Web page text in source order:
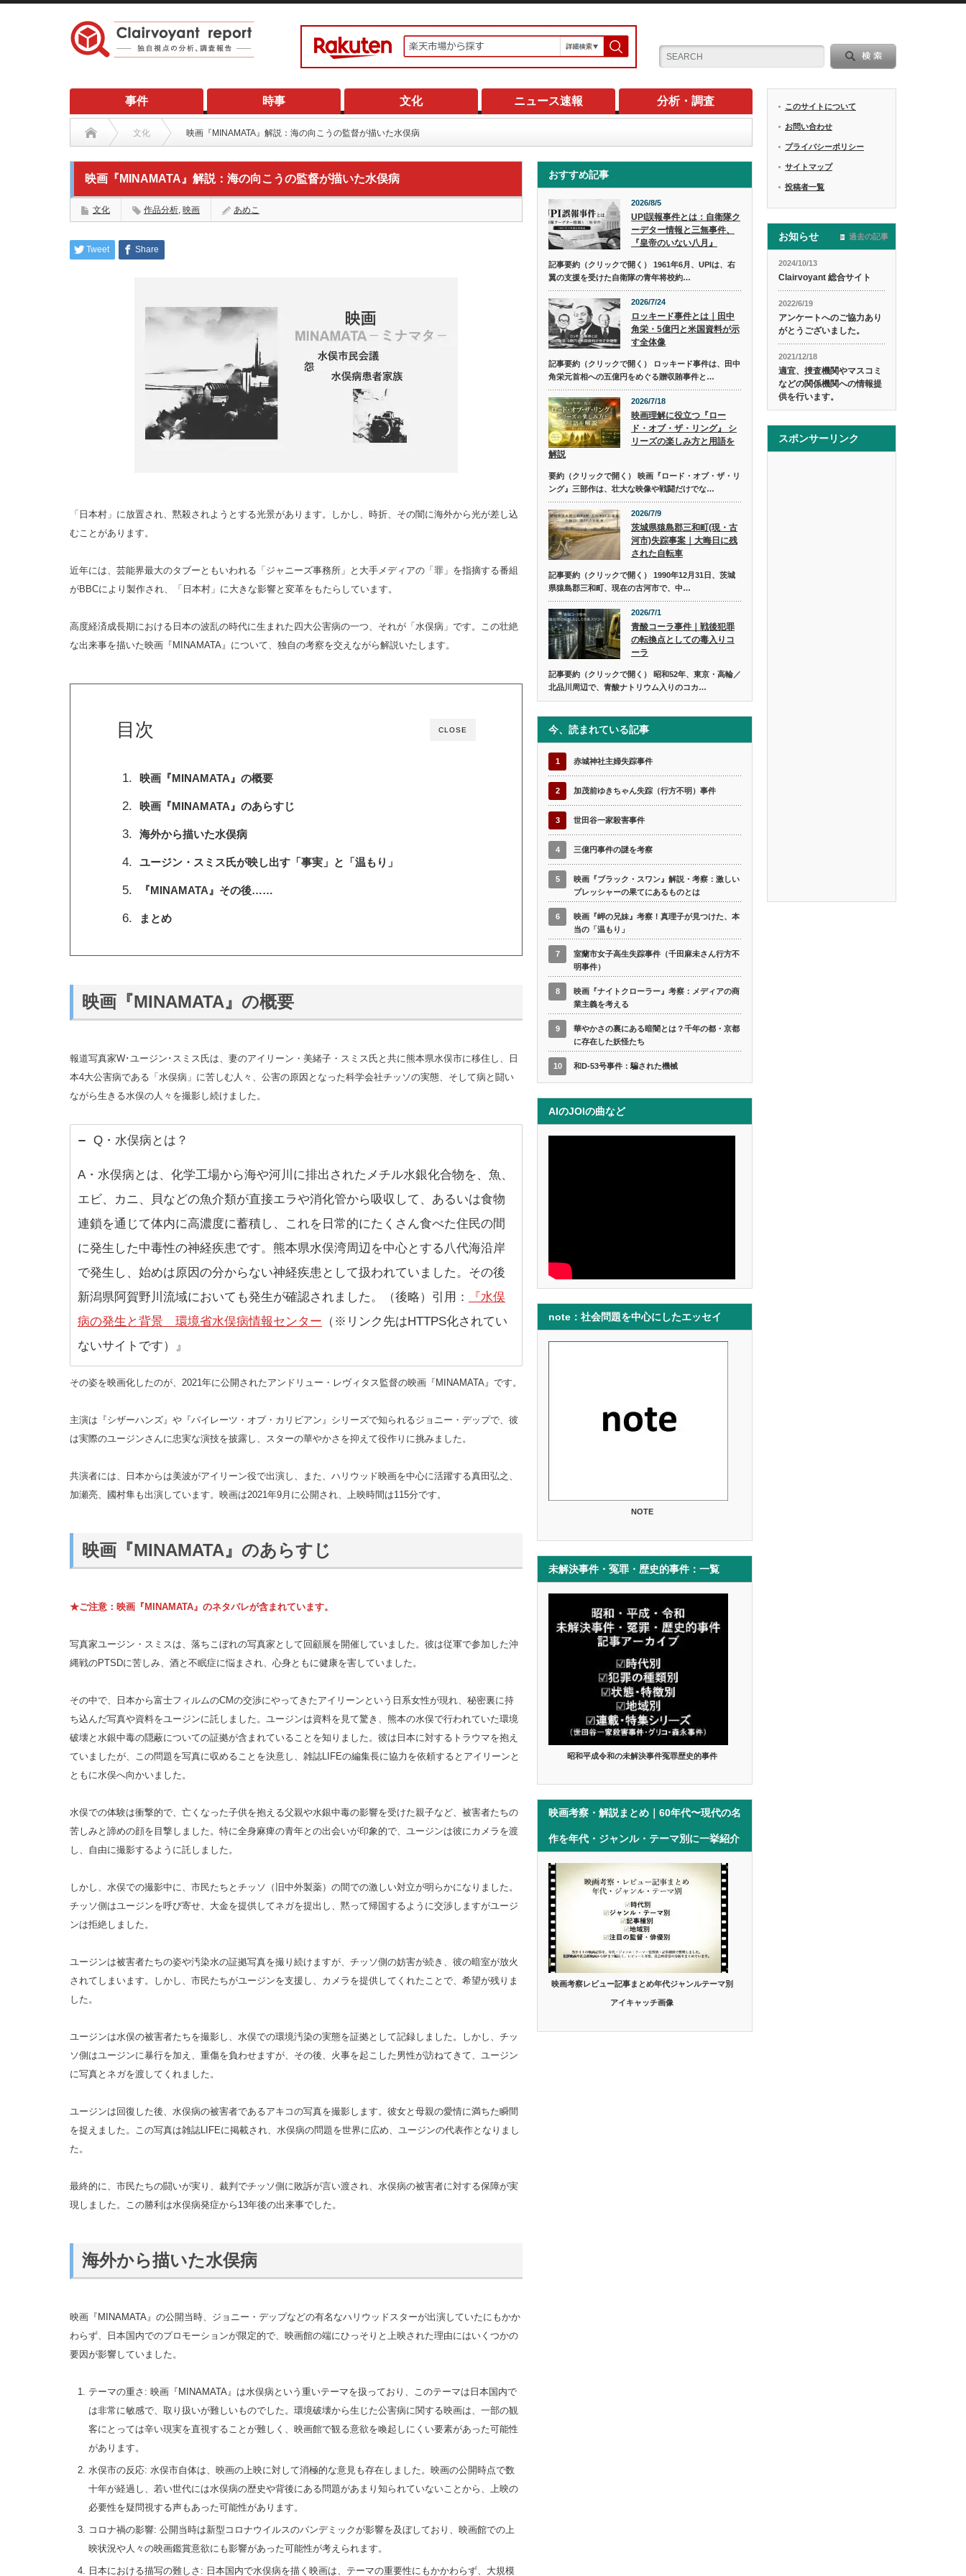
事件 時事 文化 ニュース速報 分析・調査
文化 映画『MINAMATA』解説：海の向こうの監督が描いた水俣病
映画『MINAMATA』解説：海の向こうの監督が描いた水俣病
文化 作品分析, 映画 あめこ
Tweet Share
「日本村」に放置され、黙殺されようとする光景があります。しかし、時折、その闇に海外から光が差し込
むことがあります。
近年には、芸能界最大のタブーともいわれる「ジャニーズ事務所」と大手メディアの「罪」を指摘する番組
がBBCにより製作され、「日本村」に大きな影響と変革をもたらしています。
高度経済成長期における日本の波乱の時代に生まれた四大公害病の一つ、それが「水俣病」です。この壮絶
な出来事を描いた映画『MINAMATA』について、独自の考察を交えながら解説いたします。
CLOSE
目次
映画『MINAMATA』の概要
映画『MINAMATA』のあらすじ
海外から描いた水俣病
ユージン・スミス氏が映し出す「事実」と「温もり」
『MINAMATA』その後……
まとめ
映画『MINAMATA』の概要
報道写真家W･ユージン･スミス氏は、妻のアイリーン・美緒子・スミス氏と共に熊本県水俣市に移住し、日
本4大公害病である「水俣病」に苦しむ人々、公害の原因となった科学会社チッソの実態、そして病と闘い
ながら生きる水俣の人々を撮影し続けました。
Q・水俣病とは？
A・水俣病とは、化学工場から海や河川に排出されたメチル水銀化合物を、魚、
エビ、カニ、貝などの魚介類が直接エラや消化管から吸収して、あるいは食物
連鎖を通じて体内に高濃度に蓄積し、これを日常的にたくさん食べた住民の間
に発生した中毒性の神経疾患です。熊本県水俣湾周辺を中心とする八代海沿岸
で発生し、始めは原因の分からない神経疾患として扱われていました。その後
新潟県阿賀野川流域においても発生が確認されました。（後略）引用：
『水俣
病の発生と背景 環境省水俣病情報センター （※リンク先はHTTPS化されてい
ないサイトです）』
その姿を映画化したのが、2021年に公開されたアンドリュー・レヴィタス監督の映画『MINAMATA』です。
主演は『シザーハンズ』や『パイレーツ・オブ・カリビアン』シリーズで知られるジョニー・デップで、彼
は実際のユージンさんに忠実な演技を披露し、スターの華やかさを抑えて役作りに挑みました。
共演者には、日本からは美波がアイリーン役で出演し、また、ハリウッド映画を中心に活躍する真田弘之、
加瀬亮、國村隼も出演しています。映画は2021年9月に公開され、上映時間は115分です。
映画『MINAMATA』のあらすじ
★ご注意：映画『MINAMATA』のネタバレが含まれています。
写真家ユージン・スミスは、落ちこぼれの写真家として回顧展を開催していました。彼は従軍で参加した沖
縄戦のPTSDに苦しみ、酒と不眠症に悩まされ、心身ともに健康を害していました。
その中で、日本から富士フィルムのCMの交渉にやってきたアイリーンという日系女性が現れ、秘密裏に持
ち込んだ写真や資料をユージンに託しました。ユージンは資料を見て驚き、熊本の水俣で行われていた環境
破壊と水銀中毒の隠蔽についての証拠が含まれていることを知りました。彼は日本に対するトラウマを抱え
ていましたが、この問題を写真に収めることを決意し、雑誌LIFEの編集長に協力を依頼するとアイリーンと
ともに水俣へ向かいました。
水俣での体験は衝撃的で、亡くなった子供を抱える父親や水銀中毒の影響を受けた親子など、被害者たちの
苦しみと諦めの顔を目撃しました。特に全身麻痺の青年との出会いが印象的で、ユージンは彼にカメラを渡
し、自由に撮影するように託しました。
しかし、水俣での撮影中に、市民たちとチッソ（旧中外製薬）の間での激しい対立が明らかになりました。
チッソ側はユージンを呼び寄せ、大金を提供してネガを提出し、黙って帰国するように交渉しますがユージ
ンは拒絶しました。
ユージンは被害者たちの姿や汚染水の証拠写真を撮り続けますが、チッソ側の妨害が続き、彼の暗室が放火
されてしまいます。しかし、市民たちがユージンを支援し、カメラを提供してくれたことで、希望が残りま
した。
ユージンは水俣の被害者たちを撮影し、水俣での環境汚染の実態を証拠として記録しました。しかし、チッ
ソ側はユージンに暴行を加え、重傷を負わせますが、その後、火事を起こした男性が訪ねてきて、ユージン
に写真とネガを渡してくれました。
ユージンは回復した後、水俣病の被害者であるアキコの写真を撮影します。彼女と母親の愛情に満ちた瞬間
を捉えました。この写真は雑誌LIFEに掲載され、水俣病の問題を世界に広め、ユージンの代表作となりまし
た。
最終的に、市民たちの闘いが実り、裁判でチッソ側に敗訴が言い渡され、水俣病の被害者に対する保障が実
現しました。この勝利は水俣病発症から13年後の出来事でした。
海外から描いた水俣病
映画『MINAMATA』の公開当時、ジョニー・デップなどの有名なハリウッドスターが出演していたにもかか
わらず、日本国内でのプロモーションが限定的で、映画館の端にひっそりと上映された理由にはいくつかの
要因が影響していました。
テーマの重さ: 映画『MINAMATA』は水俣病という重いテーマを扱っており、このテーマは日本国内で
は非常に敏感で、取り扱いが難しいものでした。環境破壊から生じた公害病に関する映画は、一部の観
客にとっては辛い現実を直視することが難しく、映画館で観る意欲を喚起しにくい要素があった可能性
があります。
水俣市の反応: 水俣市自体は、映画の上映に対して消極的な意見も存在しました。映画の公開時点で数
十年が経過し、若い世代には水俣病の歴史や背後にある問題があまり知られていないことから、上映の
必要性を疑問視する声もあった可能性があります。
コロナ禍の影響: 公開当時は新型コロナウイルスのパンデミックが影響を及ぼしており、映画館での上
映状況や人々の映画鑑賞意欲にも影響があった可能性が考えられます。
日本における描写の難しさ: 日本国内で水俣病を描く映画は、テーマの重要性にもかかわらず、大規模
おすすめ記事
2026/8/5
UPI誤報事件とは：自衛隊ク
ーデター情報と三無事件、
『皇帝のいない八月』
記事要約（クリックで開く） 1961年6月、UPIは、右
翼の支援を受けた自衛隊の青年将校約…
2026/7/24
ロッキード事件とは｜田中
角栄・5億円と米国資料が示
す全体像
記事要約（クリックで開く） ロッキード事件は、田中
角栄元首相への五億円をめぐる贈収賄事件と…
2026/7/18
映画理解に役立つ『ロー
ド・オブ・ザ・リング』 シ
リーズの楽しみ方と用語を
解説
要約（クリックで開く） 映画『ロード・オブ・ザ・リ
ング』三部作は、壮大な映像や戦闘だけでな…
2026/7/9
茨城県猿島郡三和町(現・古
河市)失踪事案｜大晦日に残
された自転車
記事要約（クリックで開く） 1990年12月31日、茨城
県猿島郡三和町、現在の古河市で、中…
2026/7/1
青酸コーラ事件｜戦後犯罪
の転換点としての毒入りコ
ーラ
記事要約（クリックで開く） 昭和52年、東京・高輪／
北品川周辺で、青酸ナトリウム入りのコカ…
今、読まれている記事
1 赤城神社主婦失踪事件
2 加茂前ゆきちゃん失踪（行方不明）事件
3 世田谷一家殺害事件
4 三億円事件の謎を考察
5
映画『ブラック・スワン』解説・考察：激しい
プレッシャーの果てにあるものとは
6
映画『岬の兄妹』考察！真理子が見つけた、本
当の「温もり」
7
室蘭市女子高生失踪事件（千田麻未さん行方不
明事件）
8
映画『ナイトクローラー』考察：メディアの商
業主義を考える
9
華やかさの裏にある暗闇とは？千年の都・京都
に存在した妖怪たち
10 和D-53号事件：騙された機械
AIのJOIの曲など
note：社会問題を中心にしたエッセイ
NOTE
未解決事件・冤罪・歴史的事件：一覧
昭和平成令和の未解決事件冤罪歴史的事件
映画考察・解説まとめ｜60年代〜現代の名
作を年代・ジャンル・テーマ別に一挙紹介
映画考察レビュー記事まとめ年代ジャンルテーマ別
アイキャッチ画像
このサイトについて
お問い合わせ
プライバシーポリシー
サイトマップ
投稿者一覧
お知らせ
2024/10/13
Clairvoyant 総合サイト
2022/6/19
アンケートへのご協力あり
がとうございました。
2021/12/18
適宜、捜査機関やマスコミ
などの関係機関への情報提
供を行います。
過去の記事
スポンサーリンク